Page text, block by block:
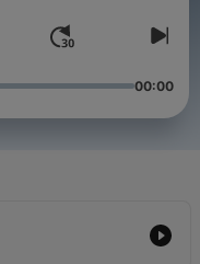
00:00